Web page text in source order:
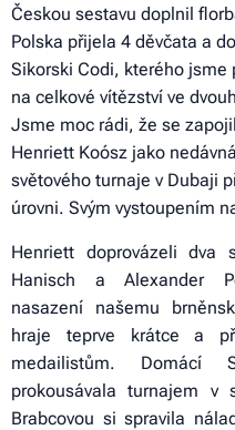
Českou sestavu doplnil
Polska přijela 4 děvčata a
Sikorski Codi, kterého jsme
na celkové vítězství ve
Jsme moc rádi, že se
Henriett Koósz jako
světového turnaje v Dubaji
úrovni. Svým vystoupením
Henriett doprovázeli dva
Hanisch a Alexander
nasazení našemu
hraje teprve krátce a
medailistům. Domácí
prokousávala turnajem
Brabcovou si spravila